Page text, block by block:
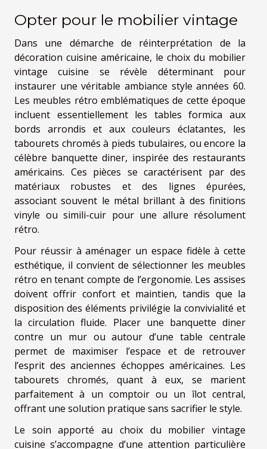
Opter pour le mobilier vintage
Dans une démarche de réinterprétation de la
décoration cuisine américaine, le choix du mobilier
vintage cuisine se révèle déterminant pour
instaurer une véritable ambiance style années 60.
Les meubles rétro emblématiques de cette époque
incluent essentiellement les tables formica aux
bords arrondis et aux couleurs éclatantes, les
tabourets chromés à pieds tubulaires, ou encore la
célèbre banquette diner, inspirée des restaurants
américains. Ces pièces se caractérisent par des
matériaux robustes et des lignes épurées,
associant souvent le métal brillant à des finitions
vinyle ou simili-cuir pour une allure résolument
rétro.
Pour réussir à aménager un espace fidèle à cette
esthétique, il convient de sélectionner les meubles
rétro en tenant compte de l’ergonomie. Les assises
doivent offrir confort et maintien, tandis que la
disposition des éléments privilégie la convivialité et
la circulation fluide. Placer une banquette diner
contre un mur ou autour d’une table centrale
permet de maximiser l’espace et de retrouver
l’esprit des anciennes échoppes américaines. Les
tabourets chromés, quant à eux, se marient
parfaitement à un comptoir ou un îlot central,
offrant une solution pratique sans sacrifier le style.
Le soin apporté au choix du mobilier vintage
cuisine s’accompagne d’une attention particulière